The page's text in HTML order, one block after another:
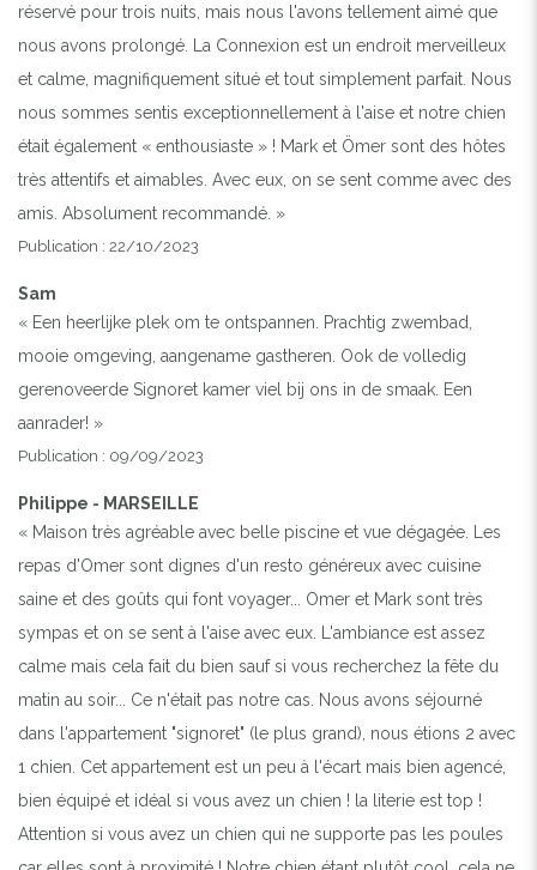
Previous Next
réservé pour trois nuits, mais nous l'avons tellement aimé que
nous avons prolongé. La Connexion est un endroit merveilleux
et calme, magnifiquement situé et tout simplement parfait. Nous
nous sommes sentis exceptionnellement à l'aise et notre chien
était également « enthousiaste » ! Mark et Ömer sont des hôtes
très attentifs et aimables. Avec eux, on se sent comme avec des
amis. Absolument recommandé. »
Publication : 22/10/2023
Sam
« Een heerlijke plek om te ontspannen. Prachtig zwembad,
mooie omgeving, aangename gastheren. Ook de volledig
gerenoveerde Signoret kamer viel bij ons in de smaak. Een
aanrader! »
Publication : 09/09/2023
Philippe - MARSEILLE
« Maison très agréable avec belle piscine et vue dégagée. Les
repas d'Omer sont dignes d'un resto généreux avec cuisine
saine et des goûts qui font voyager... Omer et Mark sont très
sympas et on se sent à l'aise avec eux. L'ambiance est assez
calme mais cela fait du bien sauf si vous recherchez la fête du
matin au soir... Ce n'était pas notre cas. Nous avons séjourné
dans l'appartement "signoret" (le plus grand), nous étions 2 avec
1 chien. Cet appartement est un peu à l'écart mais bien agencé,
bien équipé et idéal si vous avez un chien ! la literie est top !
Attention si vous avez un chien qui ne supporte pas les poules